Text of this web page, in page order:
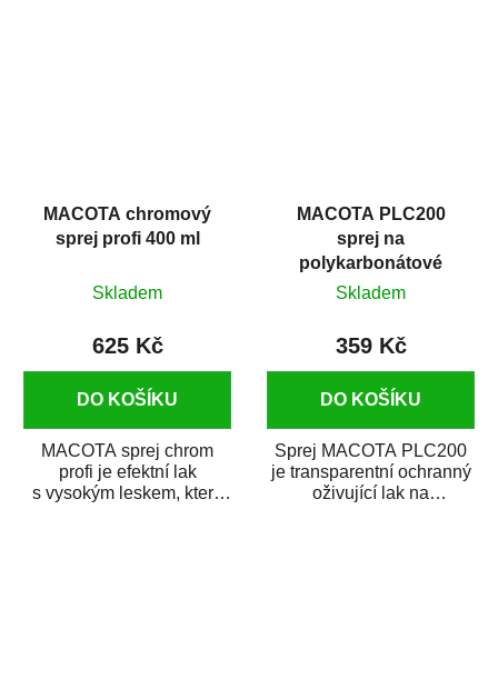
MACOTA chromový
sprej profi 400 ml
Skladem
625 Kč
DO KOŠÍKU
MACOTA sprej chrom
profi je efektní lak
s vysokým leskem, který
MACOTA PLC200
sprej na
polykarbonátové
světlomety 400 ml
Skladem
359 Kč
DO KOŠÍKU
Sprej MACOTA PLC200
je transparentní ochranný
oživující lak na